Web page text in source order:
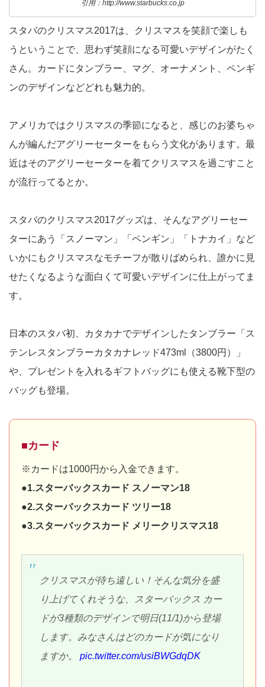
引用：http://www.starbucks.co.jp
スタバのクリスマス2017は、クリスマスを笑顔で楽しも
うということで、思わず笑顔になる可愛いデザインがたく
さん。カードにタンブラー、マグ、オーナメント、ペンギ
ンのデザインなどどれも魅力的。
アメリカではクリスマスの季節になると、感じのお婆ちゃ
んが編んだアグリーセーターをもらう文化があります。最
近はそのアグリーセーターを着てクリスマスを過ごすこと
が流行ってるとか。
スタバのクリスマス2017グッズは、そんなアグリーセー
ターにあう「スノーマン」「ペンギン」「トナカイ」など
いかにもクリスマスなモチーフが散りばめられ、誰かに見
せたくなるような面白くて可愛いデザインに仕上がってま
す。
日本のスタバ初、カタカナでデザインしたタンブラー「ス
テンレスタンブラーカタカナレッド473ml（3800円）」
や、プレゼントを入れるギフトバッグにも使える靴下型の
バッグも登場。
■カード
※カードは1000円から入金できます。
●1.スターバックスカード スノーマン18
●2.スターバックスカード ツリー18
●3.スターバックスカード メリークリスマス18
クリスマスが待ち遠しい！そんな気分を盛
り上げてくれそうな、スターバックス カー
ドが3種類のデザインで明日(11/1)から登場
します。みなさんはどのカードが気になり
ますか。 pic.twitter.com/usiBWGdqDK